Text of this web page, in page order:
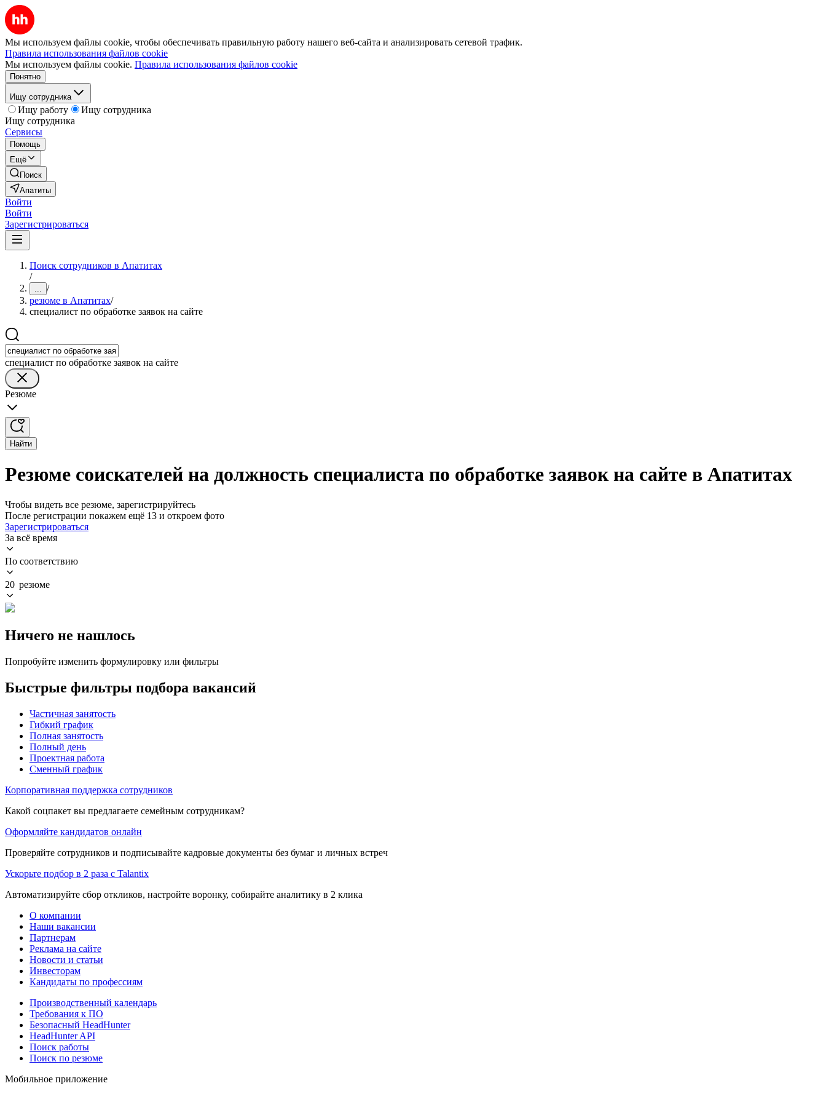
Мы используем файлы cookie, чтобы обеспечивать правильную работу нашего веб-сайта и анализировать сетевой трафик.
Правила использования файлов cookie
Мы используем файлы cookie. Правила использования файлов cookie
Понятно
Ищу сотрудника
Ищу работу
Ищу сотрудника
Ищу сотрудника
Сервисы
Помощь
Ещё
Поиск
Апатиты
Войти
Войти
Зарегистрироваться
Поиск сотрудников в Апатитах
/
... /
резюме в Апатитах/
специалист по обработке заявок на сайте
специалист по обработке заявок на сайте
Резюме
Найти
Резюме соискателей на должность специалиста по обработке заявок на сайте в Апатитах
Чтобы видеть все резюме, зарегистрируйтесь
После регистрации покажем ещё 13 и откроем фото
Зарегистрироваться
За всё время
По соответствию
20 резюме
Ничего не нашлось
Попробуйте изменить формулировку или фильтры
Быстрые фильтры подбора вакансий
Частичная занятость
Гибкий график
Полная занятость
Полный день
Проектная работа
Сменный график
Корпоративная поддержка сотрудников
Какой соцпакет вы предлагаете семейным сотрудникам?
Оформляйте кандидатов онлайн
Проверяйте сотрудников и подписывайте кадровые документы без бумаг и личных встреч
Ускорьте подбор в 2 раза с Talantix
Автоматизируйте сбор откликов, настройте воронку, собирайте аналитику в 2 клика
О компании
Наши вакансии
Партнерам
Реклама на сайте
Новости и статьи
Инвесторам
Кандидаты по профессиям
Производственный календарь
Требования к ПО
Безопасный HeadHunter
HeadHunter API
Поиск работы
Поиск по резюме
Мобильное приложение